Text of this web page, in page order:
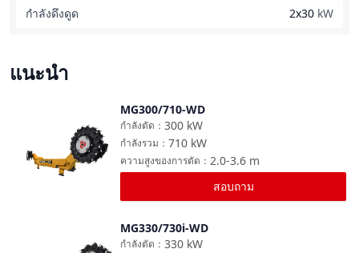
กำลังดึงดูด 2x30 kW
แนะนำ
MG300/710-WD
300 kW
กำลังตัด ：
710 kW
กำลังรวม ：
2.0-3.6 m
ความสูงของการตัด ：
สอบถาม
MG330/730i-WD
330 kW
กำลังตัด ：